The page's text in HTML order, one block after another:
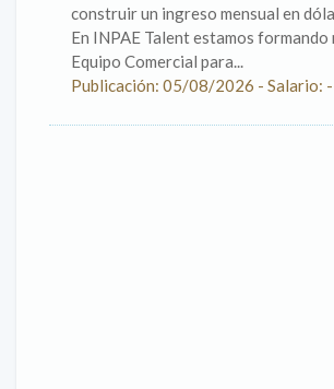
construir un ingreso mensual en
En INPAE Talent estamos
Equipo Comercial para...
Publicación: 05/08/2026 - Salario: